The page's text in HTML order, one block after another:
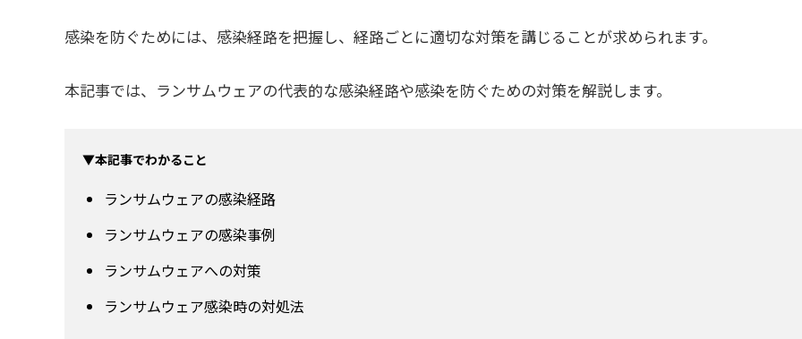
感染を防ぐためには、感染経路を把握し、経路ごとに適切な対策を講じることが求められます。
本記事では、ランサムウェアの代表的な感染経路や感染を防ぐための対策を解説します。
▼本記事でわかること
ランサムウェアの感染経路
ランサムウェアの感染事例
ランサムウェアへの対策
ランサムウェア感染時の対処法